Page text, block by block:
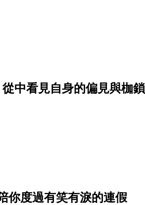
中看見自身的偏見與枷鎖
你度過有笑有淚的連假